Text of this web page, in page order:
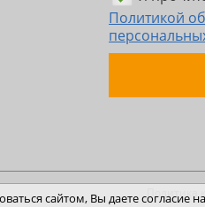
Политикой
сайтом, Вы даете согласие на